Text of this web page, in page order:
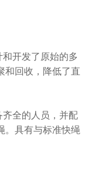
开发了原始的多
和回收，降低了直
全的人员，并配
。具有与标准快绳